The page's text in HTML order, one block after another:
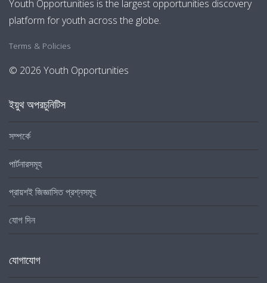
Youth Opportunities is the largest opportunities discovery
platform for youth across the globe.
Terms & Policies
© 2026 Youth Opportunities
ইয়ুথ অপরচুনিটিস
সম্পর্কে
পার্টনারসমূহ
প্রায়শই জিজ্ঞাসিত প্রশ্নসমূহ
যোগ দিন
যোগাযোগ